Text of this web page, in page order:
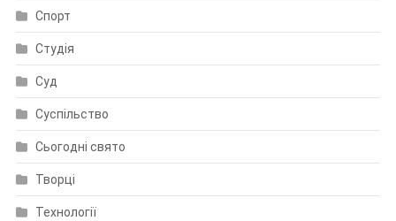
Спорт
Студія
Суд
Суспільство
Сьогодні свято
Творці
Технології